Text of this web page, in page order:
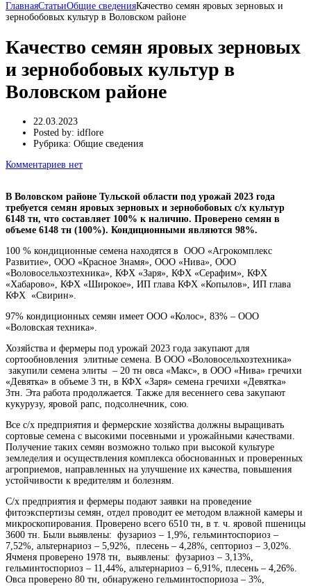
ГлавнаяСтатьиОбщие сведенияКачество семян яровых зерновых и
зернобобовых культур в Воловском районе
Качество семян яровых зерновых
и зернобобовых культур в
Воловском районе
22.03.2023
Posted by: idflore
Рубрика: Общие сведения
Комментариев нет
В Воловском районе Тульской области под урожай 2023 года
требуется семян яровых зерновых и зернобобовых с/х культур
6148 тн, что составляет 100% к наличию. Проверено семян в
объеме 6148 тн (100%). Кондиционными являются 98%.
100 % кондиционные семена находятся в ООО «Агрокомплекс
Развитие», ООО «Красное Знамя», ООО «Нива», ООО
«Воловосельхозтехника», КФХ «Заря», КФХ «Серафим», КФХ
«Хабарово», КФХ «Широкое», ИП глава КФХ «Копылов», ИП глава
КФХ «Свирин».
97% кондиционных семян имеет ООО «Колос», 83% – ООО
«Воловская техника».
Хозяйства и фермеры под урожай 2023 года закупают для
сортообновления элитные семена. В ООО «Воловосельхозтехника»
закупили семена элиты – 20 тн овса «Макс», в ООО «Нива» гречихи
«Девятка» в объеме 3 тн, в КФХ «Заря» семена гречихи «Девятка»
3тн. Эта работа продолжается. Также для весеннего сева закупают
кукурузу, яровой рапс, подсолнечник, сою.
Все с/х предприятия и фермерские хозяйства должны выращивать
сортовые семена с высокими посевными и урожайными качествами.
Получение таких семян возможно только при высокой культуре
земледелия и осуществления комплекса обоснованных и проверенных
агроприемов, направленных на улучшение их качества, повышения
устойчивости к вредителям и болезням.
С/х предприятия и фермеры подают заявки на проведение
фитоэкспертизы семян, отдел проводит ее методом влажной камеры и
микроскопирования. Проверено всего 6510 тн, в т. ч. яровой пшеницы
3600 тн. Были выявлены: фузариоз – 1,9%, гельминтоспориоз –
7,52%, альтернариоз – 5,92%, плесень – 4,28%, септориоз – 3,02%.
Ячменя проверено 1978 тн, выявлены: фузариоз – 3,13%,
гельминтоспориоз – 11,44%, альтернариоз – 6,91%, плесень – 4,26%.
Овса проверено 80 тн, обнаружено гельминтоспориоза – 3%,